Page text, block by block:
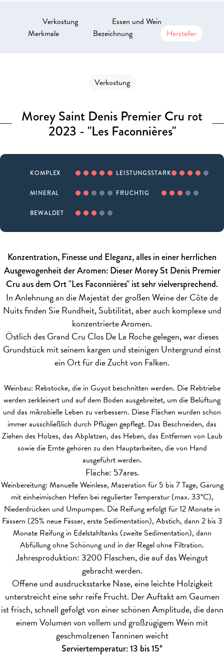
Verkostung
Essen und Wein
Merkmale
Bezeichnung Hersteller
Verkostung
Morey Saint Denis Premier Cru rot
2023 - "Les Faconnières"
KOMPLEX LEISTUNGSSTARK
MINERAL FRUCHTIG
BEWALDET
Konzentration, Finesse und Eleganz, alles in einer herrlichen
Ausgewogenheit der Aromen: Dieser Morey St Denis Premier
Cru aus dem Ort "Les Faconnières" ist sehr vielversprechend.
In Anlehnung an die Majestät der großen Weine der Côte de
Nuits finden Sie Rundheit, Subtilität, aber auch komplexe und
konzentrierte Aromen.
Östlich des Grand Cru Clos De La Roche gelegen, war dieses
Grundstück mit seinem kargen und steinigen Untergrund einst
ein Ort für die Zucht von Falken.
Weinbau: Rebstöcke, die in Guyot beschnitten werden. Die Rebtriebe
werden zerkleinert und auf dem Boden ausgebreitet, um die Belüftung
und das mikrobielle Leben zu verbessern. Diese Flächen wurden schon
immer ausschließlich durch Pflügen gepflegt. Das Beschneiden, das
Ziehen des Holzes, das Abplatzen, das Heben, das Entfernen von Laub
sowie die Ernte gehören zu den Hauptarbeiten, die von Hand
ausgeführt werden.
Fläche: 57ares.
Weinbereitung: Manuelle Weinlese, Mazeration für 5 bis 7 Tage, Gärung
mit einheimischen Hefen bei regulierter Temperatur (max. 33°C),
Niederdrücken und Umpumpen. Die Reifung erfolgt für 12 Monate in
Fässern (25% neue Fässer, erste Sedimentation), Abstich, dann 2 bis 3
Monate Reifung in Edelstahltanks (zweite Sedimentation), dann
Abfüllung ohne Schönung und in der Regel ohne Filtration.
Jahresproduktion: 3200 Flaschen, die auf das Weingut
gebracht werden.
Offene und ausdrucksstarke Nase, eine leichte Holzigkeit
unterstreicht eine sehr reife Frucht. Der Auftakt am Gaumen
ist frisch, schnell gefolgt von einer schönen Amplitude, die dann
einem Volumen von vollem und großzügigem Wein mit
geschmolzenen Tanninen weicht
Serviertemperatur: 13 bis 15°